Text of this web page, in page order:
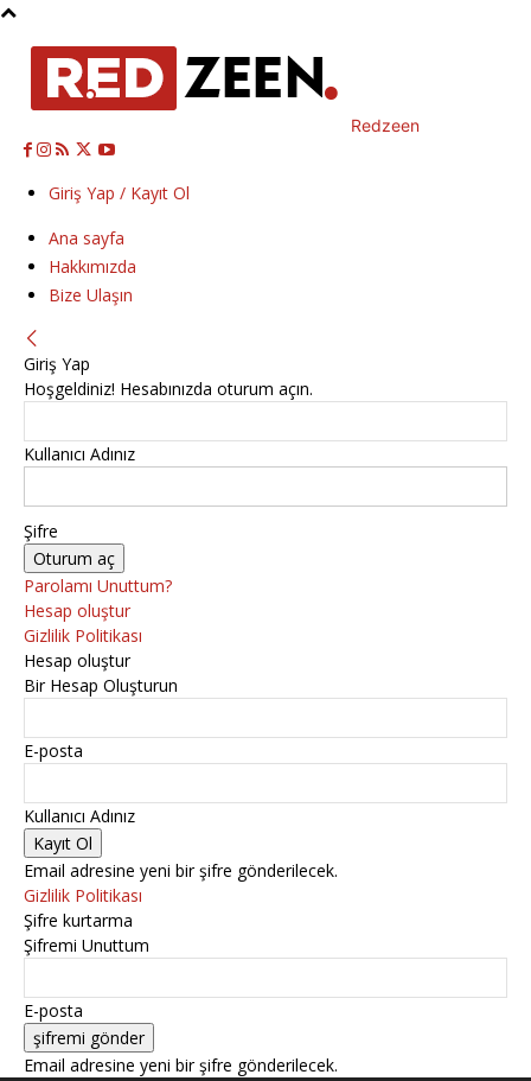
Redzeen
Giriş Yap / Kayıt Ol
Ana sayfa
Hakkımızda
Bize Ulaşın
Giriş Yap
Hoşgeldiniz! Hesabınızda oturum açın.
Kullanıcı Adınız
Şifre
Parolamı Unuttum?
Hesap oluştur
Gizlilik Politikası
Hesap oluştur
Bir Hesap Oluşturun
E-posta
Kullanıcı Adınız
Email adresine yeni bir şifre gönderilecek.
Gizlilik Politikası
Şifre kurtarma
Şifremi Unuttum
E-posta
Email adresine yeni bir şifre gönderilecek.